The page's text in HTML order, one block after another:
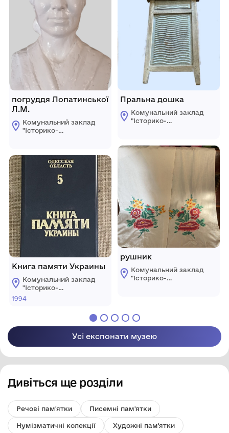
погруддя Лопатинської
Л.М.
Комунальний заклад
"Історико-
селищної ради"
Березівського
Книга памяти Украины
Комунальний заклад
"Історико-
краєзнавчий музей
району Одеської
1994
Пральна дошка
Комунальний заклад
"Історико-
селищної ради"
Березівського
району Одеської
рушник
Комунальний заклад
"Історико-
району Одеської
області
Усі експонати музею
Дивіться ще розділи
Речові пам'ятки Писемні пам'ятки
Нумізматичні колекції Художні пам'ятки